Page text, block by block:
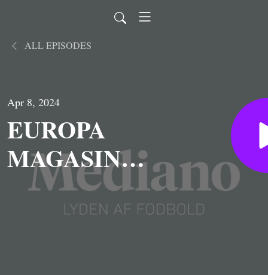
ALL EPISODES
Apr 8, 2024
EUROPA
MAGASINET:
Real Madrid
og Manchester